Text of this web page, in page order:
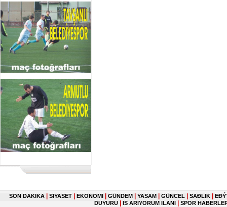
SON DAKIKA SIYASET EKONOMI GÜNDEM YASAM GÜNCEL SAĐLIK
DUYURU
IS ARIYORUM ILANI SPOR